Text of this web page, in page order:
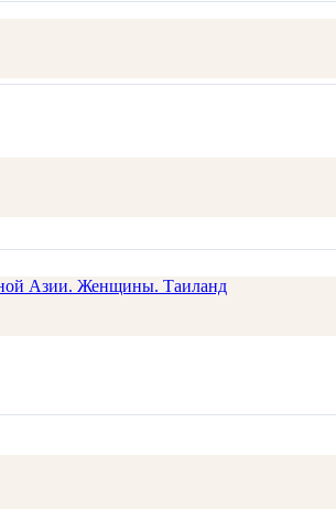
Азии. Женщины. Таиланд